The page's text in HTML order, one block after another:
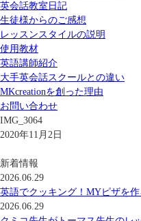
英会話教室日記
生徒様からのご感想
レッスンスタイルの説明
使用教材
英語講師紹介
大手英会話スクールとの違い
MKcreationを創った理由
お問い合わせ
IMG_3064
2020年11月2日
新着情報
2026.06.29
英語でクッキング！MYピザを
2026.06.29